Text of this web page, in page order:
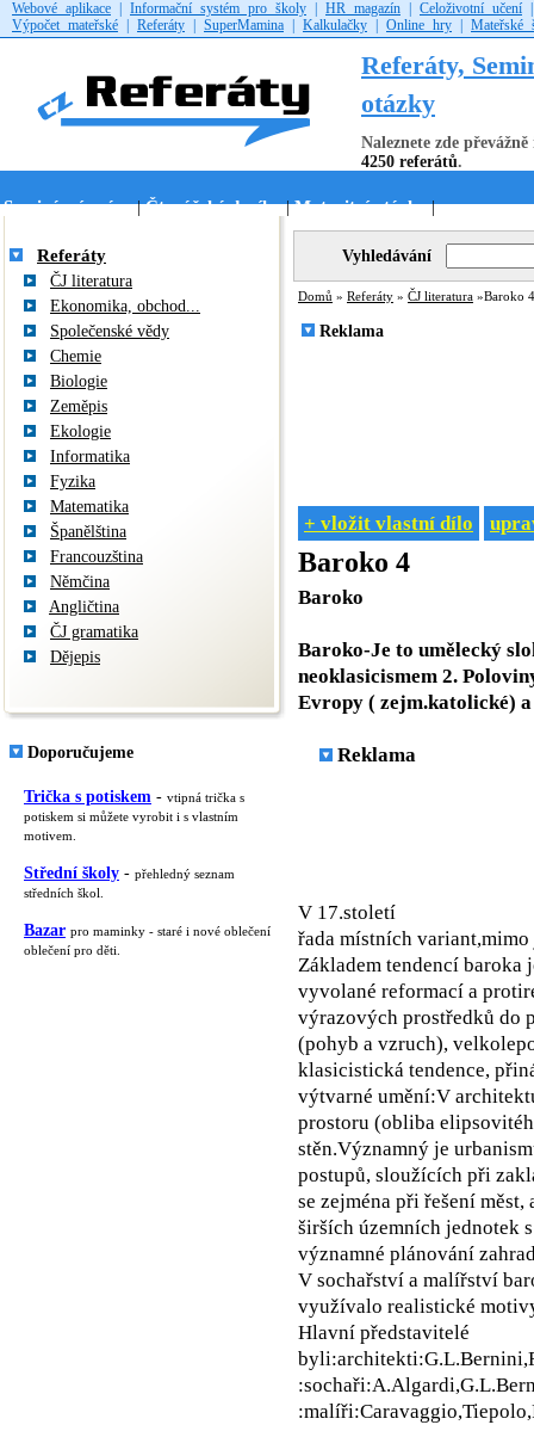
Webové aplikace Informační systém pro školy HR magazín Celoživotní učení
Výpočet mateřské
Referáty SuperMamina Kalkulačky Online hry Mateřské
Referáty,
otázky
Naleznete zde
4250 referátů.
Seminární práce|Čtenářské deníky|Maturitní otázky|
Referáty
ČJ literatura
Ekonomika, obchod...
Společenské vědy
Chemie
Biologie
Zeměpis
Ekologie
Informatika
Fyzika
Matematika
Španělština
Francouzština
Němčina
Angličtina
ČJ gramatika
Dějepis
Doporučujeme
Trička s potiskem - vtipná trička s
potiskem si můžete vyrobit i s vlastním
motivem.
Střední školy - přehledný seznam
středních škol.
Bazar pro maminky - staré i nové oblečení
oblečení pro děti.
Vyhledávání
Domů » Referáty » ČJ literatura »Baroko 4
Reklama
+ vložit vlastní dílo
Baroko 4
Baroko
Baroko-Je to umělecký
neoklasicismem 2.
Evropy ( zejm.katolické)
Reklama
V 17.století
řada místních
Základem tendencí
vyvolané reformací a
výrazových prostředků do
(pohyb a vzruch),
klasicistická tendence,
výtvarné umění:V
prostoru (obliba
stěn.Významný je
postupů, sloužících při
se zejména při řešení
širších územních jednotek
významné plánování
V sochařství a malířství
využívalo realistické
Hlavní představitelé